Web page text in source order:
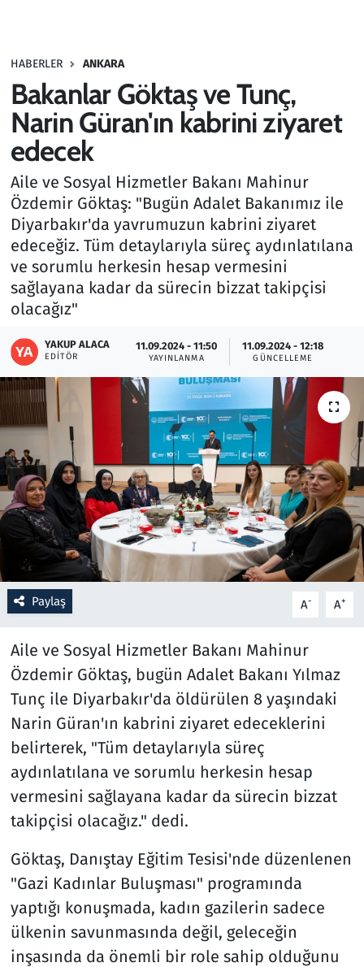
HABERLER ANKARA
Bakanlar Göktaş ve Tunç,
Narin Güran'ın kabrini ziyaret
edecek
Aile ve Sosyal Hizmetler Bakanı Mahinur
Özdemir Göktaş: "Bugün Adalet Bakanımız ile
Diyarbakır'da yavrumuzun kabrini ziyaret
edeceğiz. Tüm detaylarıyla süreç aydınlatılana
ve sorumlu herkesin hesap vermesini
sağlayana kadar da sürecin bizzat takipçisi
olacağız"
YAKUP ALACA
EDITÖR
11.09.2024 - 11:50
YAYINLANMA
11.09.2024 - 12:18
GÜNCELLEME
Paylaş A- A+
Aile ve Sosyal Hizmetler Bakanı Mahinur
Özdemir Göktaş, bugün Adalet Bakanı Yılmaz
Tunç ile Diyarbakır'da öldürülen 8 yaşındaki
Narin Güran'ın kabrini ziyaret edeceklerini
belirterek, "Tüm detaylarıyla süreç
aydınlatılana ve sorumlu herkesin hesap
vermesini sağlayana kadar da sürecin bizzat
takipçisi olacağız." dedi.
Göktaş, Danıştay Eğitim Tesisi'nde düzenlenen
"Gazi Kadınlar Buluşması" programında
yaptığı konuşmada, kadın gazilerin sadece
ülkenin savunmasında değil, geleceğin
inşasında da önemli bir role sahip olduğunu
Haber
Kültür Sanat
Kurumsal Haberler
Lezzet Durağı
Memur ve Kamu
Otomobil
Oyun
Ramazan
Resmi İlanlar
Rüya Tabirleri
Sağlık
Savunma Sanayi
Seçim 2023
Spor
Teknoloji ve Bilim
Televizyon